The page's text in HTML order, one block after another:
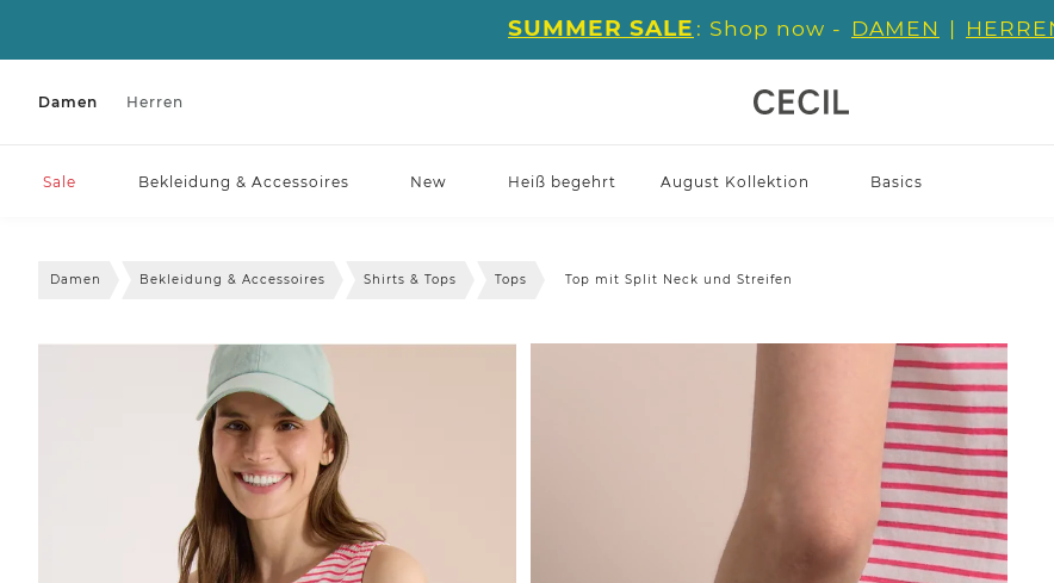
SUMMER SALE : Shop now - DAMEN |
Damen Herren
Sale Bekleidung & Accessoires New Heiß begehrt August Kollektion Basics
Damen Bekleidung & Accessoires Shirts & Tops Tops Top mit Split Neck und Streifen